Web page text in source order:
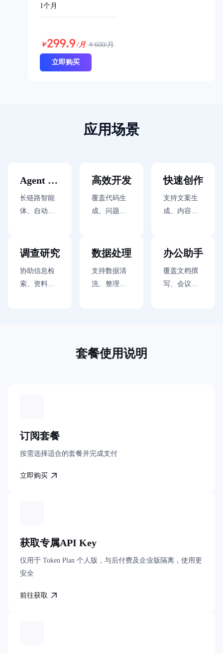
1个月
￥299.9 /月 ￥600/月
立即购买
应用场景
Agent 构
建
长链路智能
体、自动化
高效开发
覆盖代码生
成、问题排
发团队更顺
发工作
快速创作
支持文案生
成、内容润
从想法到成
调查研究
协助信息检
索、资料整
数据处理
支持数据清
洗、整理分
办公助手
覆盖文档撰
写、会议纪
套餐使用说明
订阅套餐
按需选择适合的套餐并完成支付
立即购买
获取专属API Key
仅用于 Token Plan 个人版，与后付费及企业版隔离，使用更
安全
前往获取